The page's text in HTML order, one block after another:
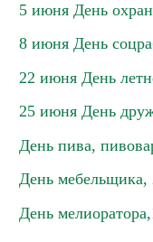
5 июня День
8 июня День
22 июня День
25 июня День
День пива,
День мебельщика,
День